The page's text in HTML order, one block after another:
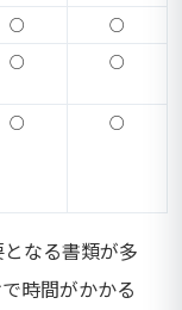
○
○
○ ○
○ ○
なる書類が多
時間がかかる